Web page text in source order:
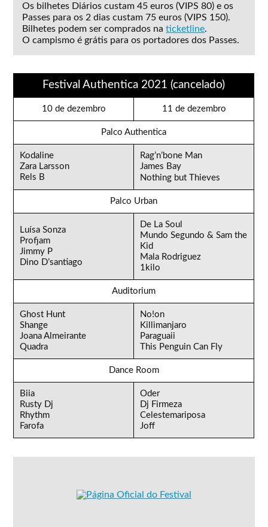
Os bilhetes Diários custam 45 euros (VIPS 80) e os
Passes para os 2 dias custam 75 euros (VIPS 150).
Bilhetes podem ser comprados naticketline.
O campismo é grátis para os portadores dos Passes.
Festival Authentica 2021 (cancelado)
10 de dezembro 11 de dezembro
Palco Authentica
Kodaline
Zara Larsson
Rels B
Rag’n’bone Man
James Bay
Nothing but Thieves
Palco Urban
Luísa Sonza
Profjam
Jimmy P
Dino D’santiago
De La Soul
Mundo Segundo & Sam the
Kid
Mala Rodriguez
1kilo
Auditorium
Ghost Hunt
Shange
Joana Almeirante
Quadra
No!on
Killimanjaro
Paraguaii
This Penguin Can Fly
Dance Room
Biia
Rusty Dj
Rhythm
Farofa
Oder
Dj Firmeza
Celestemariposa
Joff